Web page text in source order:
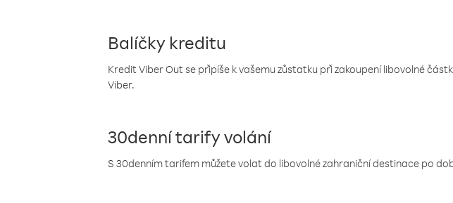
Balíčky kreditu
Kredit Viber Out se připíše k vašemu zůstatku při zakoupení libovolné
Viber.
30denní tarify volání
S 30denním tarifem můžete volat do libovolné zahraniční destinace po